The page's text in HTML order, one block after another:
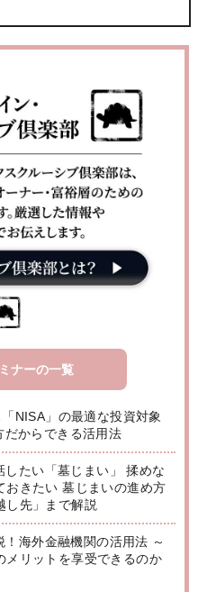
ナーの一覧
NISA」の最適な投資対象
だからできる活用法
たい「墓じまい」 揉めな
おきたい 墓じまいの進め方
し先」まで解説
海外金融機関の活用法 ～
メリットを享受できるのか